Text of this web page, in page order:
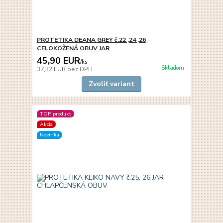
PROTETIKA DEANA GREY č.22 ,24 ,26
CELOKOŽENÁ OBUV JAR
45,90 EUR/ks
37,32 EUR bez DPH Skladom
Zvoliť variant
TOP produkt
Akcia
Novinka